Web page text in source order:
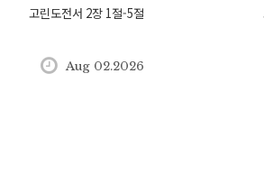
고린도전서 2장 1절-5절
Aug 02.2026